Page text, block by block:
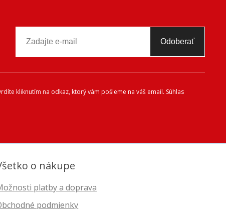
Odoberať
kliknutím na odkaz, ktorý vám pošleme na váš email. Súhlas
o nákupe
platby a doprava
podmienky